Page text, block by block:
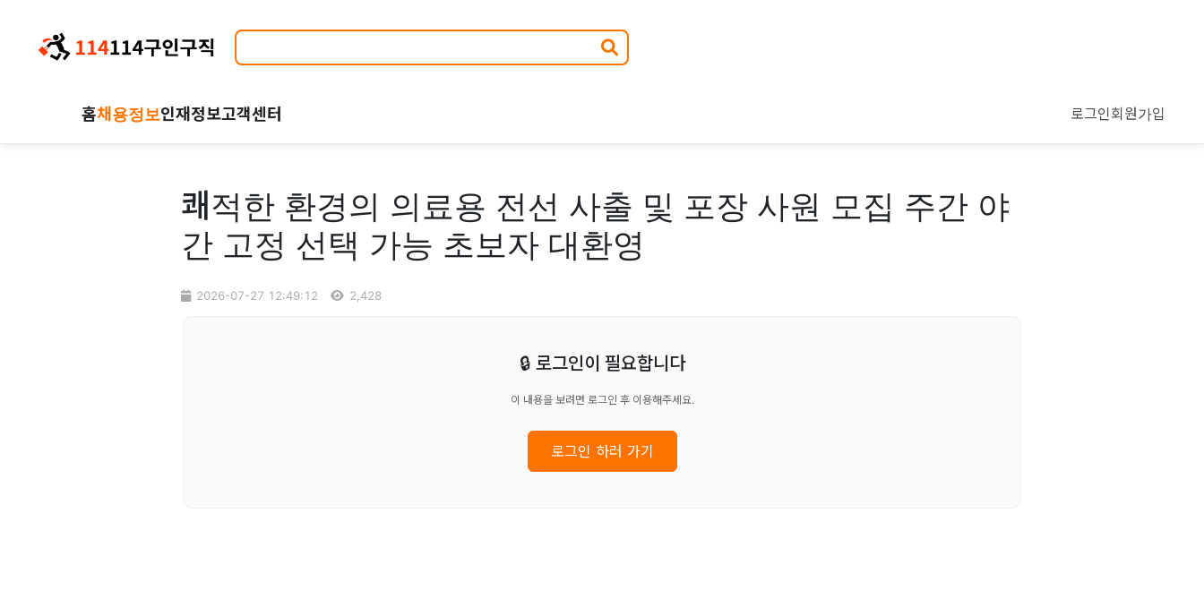
홈채용정보인재정보고객센터 로그인회원가입
쾌적한 환경의 의료용 전선 사출 및 포장 사원 모집 주간 야
간 고정 선택 가능 초보자 대환영
2026-07-27 12:49:12 2,428
🔒 로그인이 필요합니다
이 내용을 보려면 로그인 후 이용해주세요.
로그인 하러 가기